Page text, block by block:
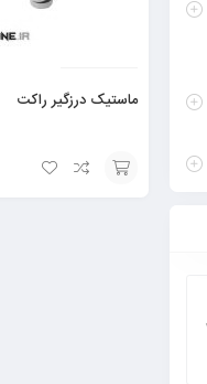
ماستیک درزگیر راکت